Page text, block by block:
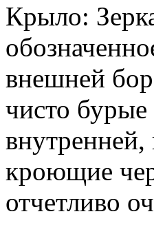
Крыло:
внешней
чисто
кроющие
отчетливо